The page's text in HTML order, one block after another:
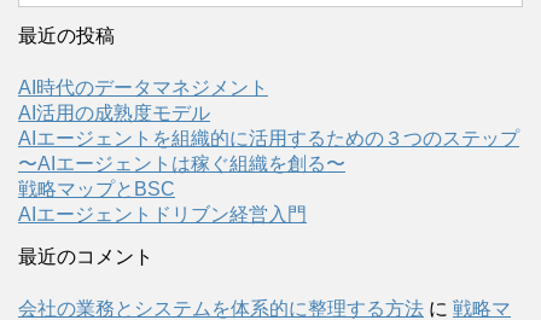
最近の投稿
AI時代のデータマネジメント
AI活用の成熟度モデル
AIエージェントを組織的に活用するための３つのステップ
〜AIエージェントは稼ぐ組織を創る〜
戦略マップとBSC
AIエージェントドリブン経営入門
最近のコメント
会社の業務とシステムを体系的に整理する方法 に 戦略マ